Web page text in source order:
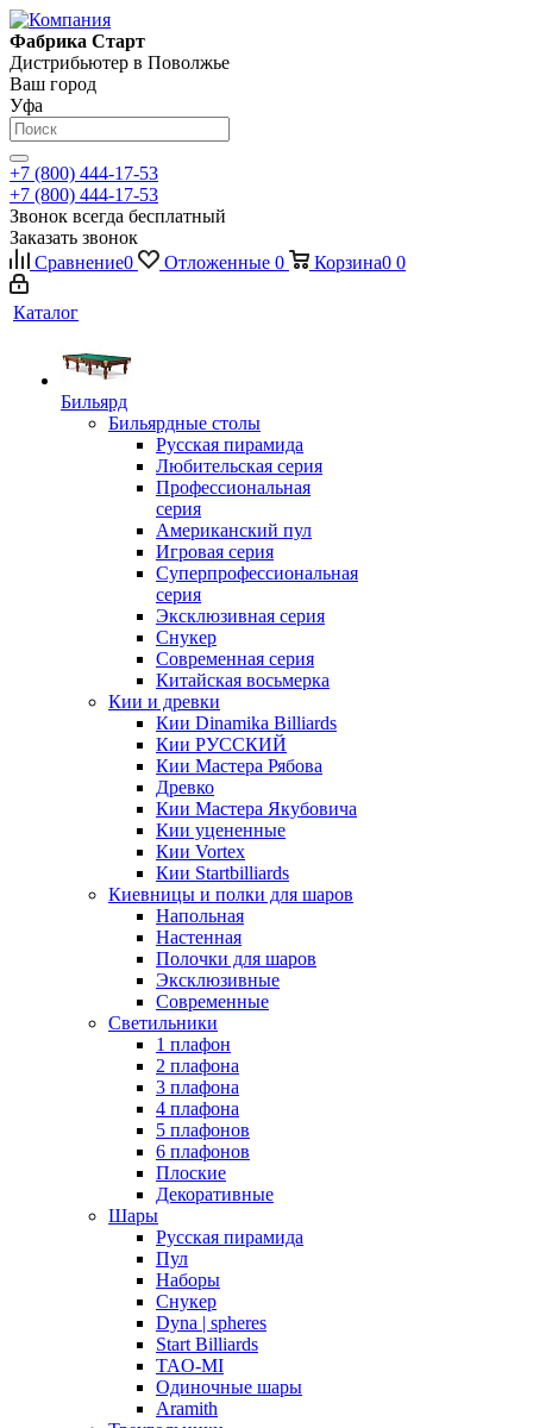
Фабрика Старт
Дистрибьютер в Поволжье
Ваш город
Уфа
+7 (800) 444-17-53
+7 (800) 444-17-53
Звонок всегда бесплатный
Заказать звонок
Сравнение0 Отложенные 0 Корзина0 0
Каталог
Бильярд
Бильярдные столы
Русская пирамида
Любительская серия
Профессиональная
серия
Американский пул
Игровая серия
Суперпрофессиональная
серия
Эксклюзивная серия
Снукер
Современная серия
Китайская восьмерка
Кии и древки
Кии Dinamika Billiards
Кии РУССКИЙ
Кии Мастера Рябова
Древко
Кии Мастера Якубовича
Кии уцененные
Кии Vortex
Кии Startbilliards
Киевницы и полки для шаров
Напольная
Настенная
Полочки для шаров
Эксклюзивные
Современные
Светильники
1 плафон
2 плафона
3 плафона
4 плафона
5 плафонов
6 плафонов
Плоские
Декоративные
Шары
Русская пирамида
Пул
Наборы
Снукер
Dyna | spheres
Start Billiards
TAO-MI
Одиночные шары
Aramith